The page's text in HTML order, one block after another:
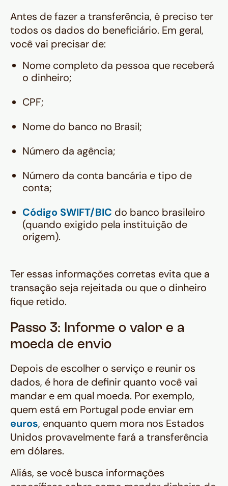
Antes de fazer a transferência, é preciso ter
todos os dados do beneficiário. Em geral,
você vai precisar de:
Nome completo da pessoa que receberá
o dinheiro;
CPF;
Nome do banco no Brasil;
Número da agência;
Número da conta bancária e tipo de
conta;
Código SWIFT/BIC do banco brasileiro
(quando exigido pela instituição de
origem).
Ter essas informações corretas evita que a
transação seja rejeitada ou que o dinheiro
fique retido.
Passo 3: Informe o valor e a
moeda de envio
Depois de escolher o serviço e reunir os
dados, é hora de definir quanto você vai
mandar e em qual moeda. Por exemplo,
quem está em Portugal pode enviar em
euros, enquanto quem mora nos Estados
Unidos provavelmente fará a transferência
em dólares.
Aliás, se você busca informações